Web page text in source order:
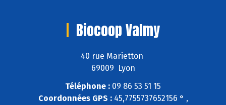
Biocoop Valmy
40 rue Marietton
69009 Lyon
Téléphone : 09 86 53 51 15
Coordonnées GPS :45,7755737652156 ° ,